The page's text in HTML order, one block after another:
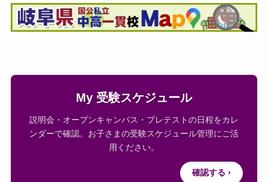
My 受験スケジュール
説明会・オープンキャンパス・プレテストの日程をカレ
ンダーで確認。お子さまの受験スケジュール管理にご活
用ください。
確認する ›